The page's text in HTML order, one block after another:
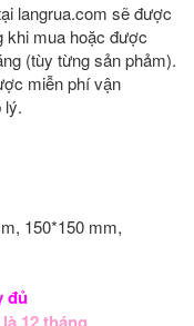
langrua.com sẽ được
khi mua hoặc được
(tùy từng sản phảm).
miễn phí vận
lý.
150*150 mm,
đủ